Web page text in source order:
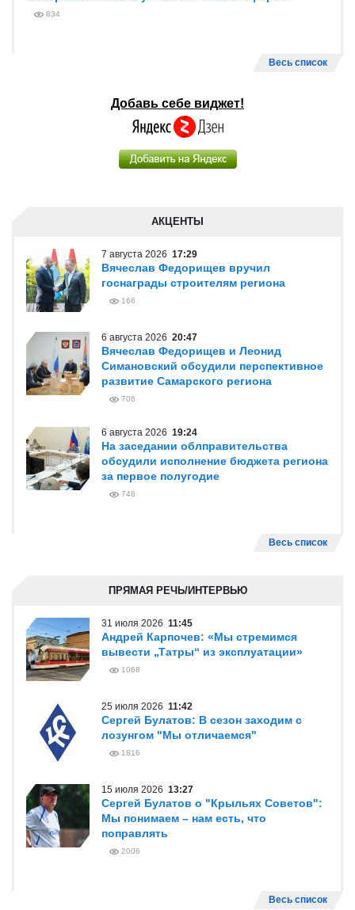
834
Весь список
Добавь себе виджет!
АКЦЕНТЫ
7 августа 2026 17:29
Вячеслав Федорищев вручил
госнаграды строителям региона
166
6 августа 2026 20:47
Вячеслав Федорищев и Леонид
Симановский обсудили перспективное
развитие Самарского региона
706
6 августа 2026 19:24
На заседании облправительства
обсудили исполнение бюджета региона
за первое полугодие
748
Весь список
ПРЯМАЯ РЕЧЬ/ИНТЕРВЬЮ
31 июля 2026 11:45
Андрей Карпочев: «Мы стремимся
вывести „Татры“ из эксплуатации»
1068
25 июля 2026 11:42
Сергей Булатов: В сезон заходим с
лозунгом "Мы отличаемся"
1816
15 июля 2026 13:27
Сергей Булатов о "Крыльях Советов":
Мы понимаем – нам есть, что
поправлять
2006
Весь список